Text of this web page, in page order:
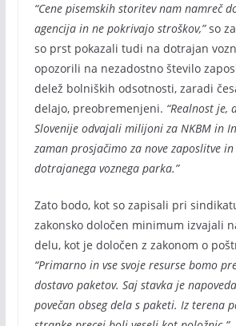
“Cene pisemskih storitev nam namreč
agencija in ne pokrivajo stroškov,”so
so prst pokazali tudi na dotrajan
opozorili na nezadostno število
delež bolniških odsotnosti, zaradi
delajo, preobremenjeni. “Realnost je,
Slovenije odvajali milijoni za NKBM in
zaman prosjačimo za nove zaposlitve
dotrajanega voznega parka.”
Zato bodo, kot so zapisali pri
zakonsko določen minimum izvajali
delu, kot je določen z zakonom o
“Primarno in vse svoje resurse bomo
dostavo paketov. Saj stavka je
povečan obseg dela s paketi. Iz terena